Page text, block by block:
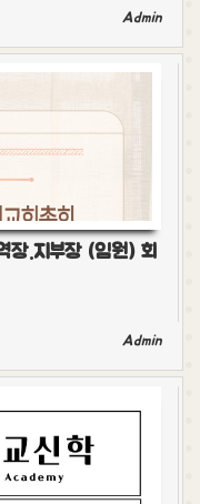
Admin
장.지부장 (임원) 회
Admin